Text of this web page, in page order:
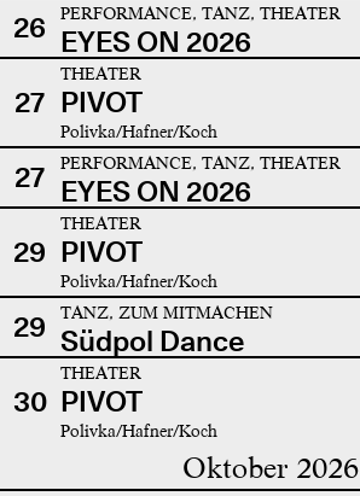
26
PERFORMANCE, TANZ, THEATER
EYES ON 2026
27
THEATER
PIVOT
Polivka/Hafner/Koch
27 PERFORMANCE, TANZ, THEATER
EYES ON 2026
29
THEATER
PIVOT
Polivka/Hafner/Koch
29 TANZ, ZUM MITMACHEN
Südpol Dance
30
THEATER
PIVOT
Polivka/Hafner/Koch
Oktober 2026